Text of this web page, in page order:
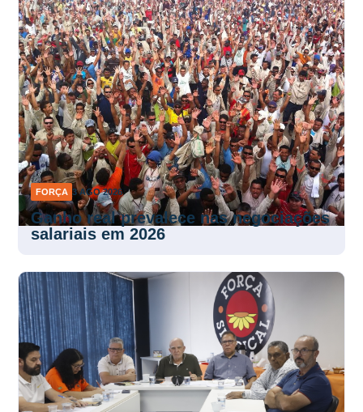
FORÇA 3 AGO 2026
Ganho real prevalece nas negociações
salariais em 2026